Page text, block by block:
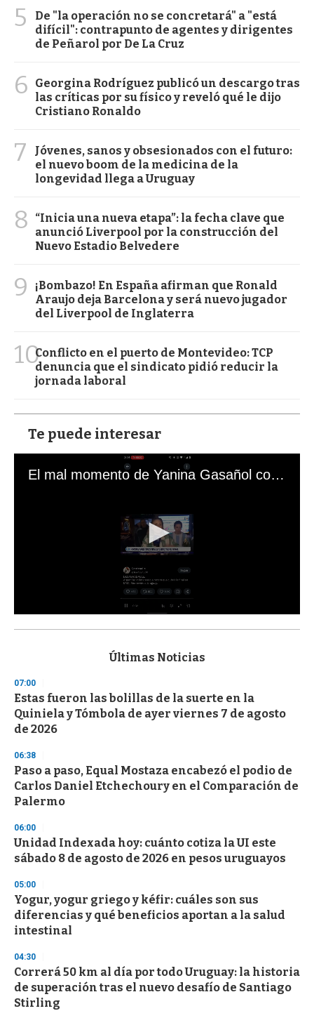
5
De "la operación no se concretará" a "está
difícil": contrapunto de agentes y dirigentes
de Peñarol por De La Cruz
6
Georgina Rodríguez publicó un descargo tras
las críticas por su físico y reveló qué le dijo
Cristiano Ronaldo
7
Jóvenes, sanos y obsesionados con el futuro:
el nuevo boom de la medicina de la
longevidad llega a Uruguay
8
“Inicia una nueva etapa”: la fecha clave que
anunció Liverpool por la construcción del
Nuevo Estadio Belvedere
9
¡Bombazo! En España afirman que Ronald
Araujo deja Barcelona y será nuevo jugador
del Liverpool de Inglaterra
10Conflicto en el puerto de Montevideo: TCP
denuncia que el sindicato pidió reducir la
jornada laboral
Te puede interesar
El mal momento de Yanina Gasañol con un hincha argentino en "Subrayado"
s
d
s
o
f
3
s
e
c
o
n
Últimas Noticias
07:00
Estas fueron las bolillas de la suerte en la
Quiniela y Tómbola de ayer viernes 7 de agosto
de 2026
06:38
Paso a paso, Equal Mostaza encabezó el podio de
Carlos Daniel Etchechoury en el Comparación de
Palermo
06:00
Unidad Indexada hoy: cuánto cotiza la UI este
sábado 8 de agosto de 2026 en pesos uruguayos
05:00
Yogur, yogur griego y kéfir: cuáles son sus
diferencias y qué beneficios aportan a la salud
intestinal
04:30
Correrá 50 km al día por todo Uruguay: la historia
de superación tras el nuevo desafío de Santiago
Stirling